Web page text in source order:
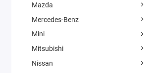
Mazda
Mercedes-Benz
Mini
Mitsubishi
Nissan